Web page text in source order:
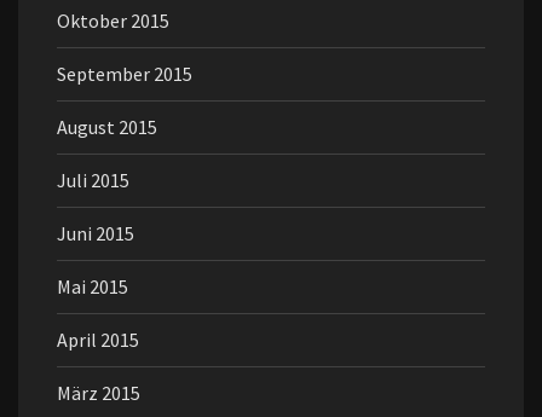
Oktober 2015
September 2015
August 2015
Juli 2015
Juni 2015
Mai 2015
April 2015
März 2015